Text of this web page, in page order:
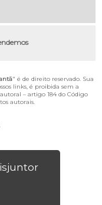
" é de direito reservado. Sua
links, é proibida sem a
– artigo 184 do Código
autorais.